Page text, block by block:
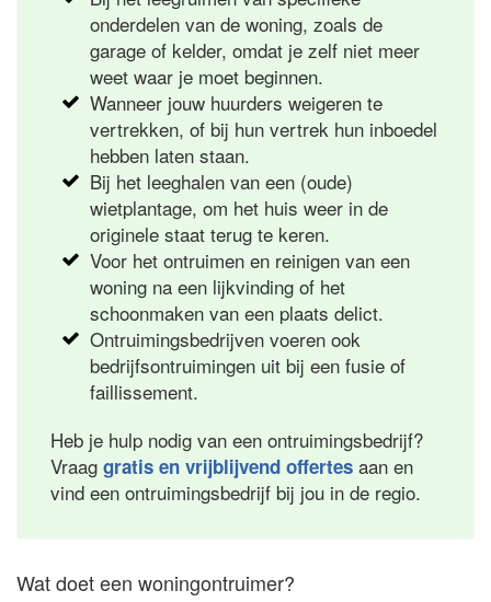
onderdelen van de woning, zoals de
garage of kelder, omdat je zelf niet meer
weet waar je moet beginnen.
Wanneer jouw huurders weigeren te
vertrekken, of bij hun vertrek hun inboedel
hebben laten staan.
Bij het leeghalen van een (oude)
wietplantage, om het huis weer in de
originele staat terug te keren.
Voor het ontruimen en reinigen van een
woning na een lijkvinding of het
schoonmaken van een plaats delict.
Ontruimingsbedrijven voeren ook
bedrijfsontruimingen uit bij een fusie of
faillissement.
Heb je hulp nodig van een ontruimingsbedrijf?
Vraag gratis en vrijblijvend offertes aan en
vind een ontruimingsbedrijf bij jou in de regio.
Wat doet een woningontruimer?